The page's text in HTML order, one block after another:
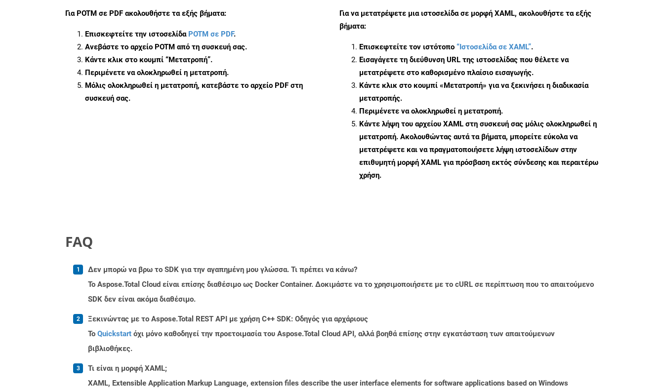
Για POTM σε PDF ακολουθήστε τα εξής βήματα:
Επισκεφτείτε την ιστοσελίδα POTM σε PDF.
Ανεβάστε το αρχείο POTM από τη συσκευή σας.
Κάντε κλικ στο κουμπί “Μετατροπή”.
Περιμένετε να ολοκληρωθεί η μετατροπή.
Μόλις ολοκληρωθεί η μετατροπή, κατεβάστε το αρχείο PDF στη
συσκευή σας.
Για να μετατρέψετε μια ιστοσελίδα σε μορφή XAML, ακολουθήστε τα εξής
βήματα:
Επισκεφτείτε τον ιστότοπο “Ιστοσελίδα σε XAML”.
Εισαγάγετε τη διεύθυνση URL της ιστοσελίδας που θέλετε να
μετατρέψετε στο καθορισμένο πλαίσιο εισαγωγής.
Κάντε κλικ στο κουμπί «Μετατροπή» για να ξεκινήσει η διαδικασία
μετατροπής.
Περιμένετε να ολοκληρωθεί η μετατροπή.
Κάντε λήψη του αρχείου XAML στη συσκευή σας μόλις ολοκληρωθεί η
μετατροπή. Ακολουθώντας αυτά τα βήματα, μπορείτε εύκολα να
μετατρέψετε και να πραγματοποιήσετε λήψη ιστοσελίδων στην
επιθυμητή μορφή XAML για πρόσβαση εκτός σύνδεσης και περαιτέρω
χρήση.
FAQ
Δεν μπορώ να βρω το SDK για την αγαπημένη μου γλώσσα. Τι πρέπει να κάνω?
Το Aspose.Total Cloud είναι επίσης διαθέσιμο ως Docker Container. Δοκιμάστε να το χρησιμοποιήσετε με το cURL σε περίπτωση που το απαιτούμενο
SDK δεν είναι ακόμα διαθέσιμο.
Ξεκινώντας με το Aspose.Total REST API με χρήση C++ SDK: Οδηγός για αρχάριους
Το Quickstart όχι μόνο καθοδηγεί την προετοιμασία του Aspose.Total Cloud API, αλλά βοηθά επίσης στην εγκατάσταση των απαιτούμενων
βιβλιοθήκες.
Τι είναι η μορφή XAML;
XAML, Extensible Application Markup Language, extension files describe the user interface elements for software applications based on Windows